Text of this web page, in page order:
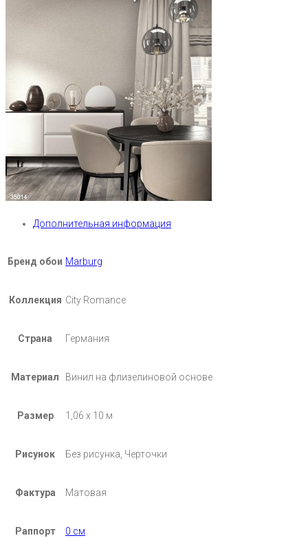
Дополнительная информация
Бренд обои Marburg
Коллекция City Romance
Страна Германия
Материал Винил на флизелиновой основе
Размер 1,06 х 10 м
Рисунок Без рисунка, Черточки
Фактура Матовая
Раппорт 0 см